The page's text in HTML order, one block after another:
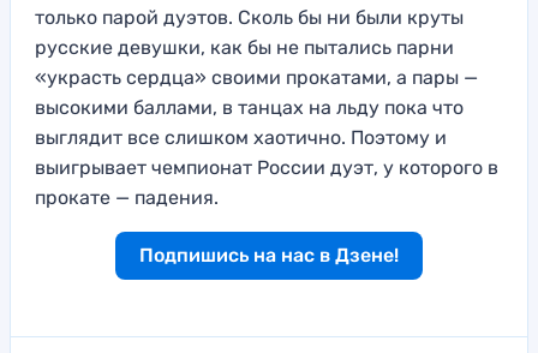
только парой дуэтов. Сколь бы ни были круты
русские девушки, как бы не пытались парни
«украсть сердца» своими прокатами, а пары —
высокими баллами, в танцах на льду пока что
выглядит все слишком хаотично. Поэтому и
выигрывает чемпионат России дуэт, у которого в
прокате — падения.
Подпишись на нас в Дзене!